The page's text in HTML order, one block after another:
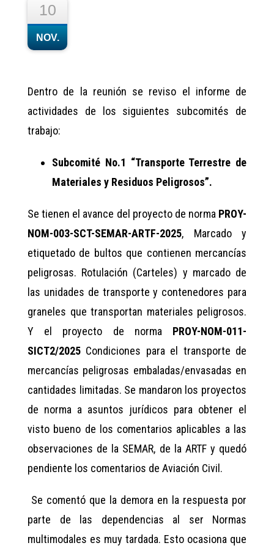
10
NOV.
Dentro de la reunión se reviso el informe de
actividades de los siguientes subcomités de
trabajo:
Subcomité No.1 “Transporte Terrestre de
Materiales y Residuos Peligrosos”.
Se tienen el avance del proyecto de norma PROY-
NOM-003-SCT-SEMAR-ARTF-2025, Marcado y
etiquetado de bultos que contienen mercancías
peligrosas. Rotulación (Carteles) y marcado de
las unidades de transporte y contenedores para
graneles que transportan materiales peligrosos.
Y el proyecto de norma PROY-NOM-011-
SICT2/2025 Condiciones para el transporte de
mercancías peligrosas embaladas/envasadas en
cantidades limitadas. Se mandaron los proyectos
de norma a asuntos jurídicos para obtener el
visto bueno de los comentarios aplicables a las
observaciones de la SEMAR, de la ARTF y quedó
pendiente los comentarios de Aviación Civil.
Se comentó que la demora en la respuesta por
parte de las dependencias al ser Normas
multimodales es muy tardada. Esto ocasiona que